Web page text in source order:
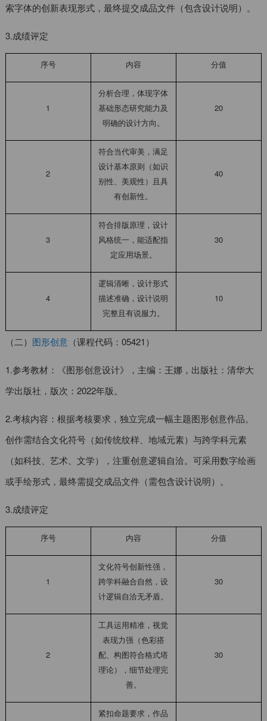
索字体的创新表现形式，最终提交成品文件（包含设计说明）。
3.成绩评定
序号 内容 分值
1
分析合理，体现字体
基础形态研究能力及
明确的设计方向。
20
2
符合当代审美，满足
设计基本原则（如识
别性、美观性）且具
有创新性。
40
3
符合排版原理，设计
风格统一，能适配指
定应用场景。
30
4
逻辑清晰，设计形式
描述准确，设计说明
完整且有说服力。
10
（二） 图形创意 （课程代码：05421）
1.参考教材：《图形创意设计》，主编：王娜，出版社：清华大
学出版社，版次：2022年版。
2.考核内容：根据考核要求，独立完成一幅主题图形创意作品。
创作需结合文化符号（如传统纹样、地域元素）与跨学科元素
（如科技、艺术、文学），注重创意逻辑自洽。可采用数字绘画
或手绘形式，最终需提交成品文件（需包含设计说明）。
3.成绩评定
序号 内容 分值
1
文化符号创新性强，
跨学科融合自然，设
计逻辑自洽无矛盾。
30
2
工具运用精准，视觉
表现力强（色彩搭
配、构图符合格式塔
理论），细节处理完
善。
30
紧扣命题要求，作品